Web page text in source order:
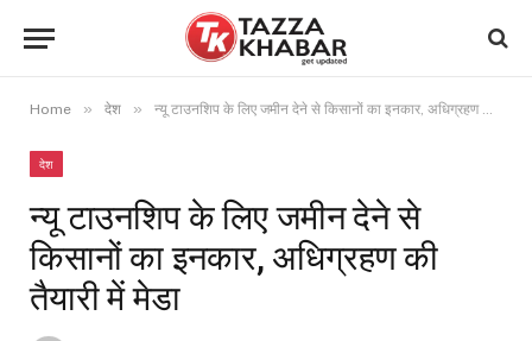
Home » देश » न्यू टाउनशिप के लिए जमीन देने से किसानों का इनकार, अधिग्रहण की तैयारी में मेडा
देश
न्यू टाउनशिप के लिए जमीन देने से
किसानों का इनकार, अधिग्रहण की
तैयारी में मेडा